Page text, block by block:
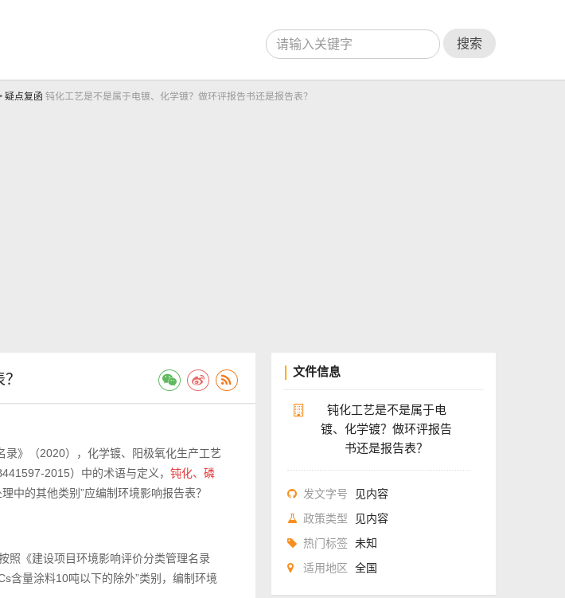
搜索
疑点复函 钝化工艺是不是属于电镀、化学镀？做环评报告书还是报告表？
》（2020），化学镀、阳极氧化生产工艺
2015）中的术语与定义， 钝化、磷
中的其他类别”应编制环境影响报告表？
照《建设项目环境影响评价分类管理名录
含量涂料10吨以下的除外”类别，编制环境
文件信息
钝化工艺是不是属于电
镀、化学镀？做环评报告
书还是报告表？
发文字号
见内容
政策类型
见内容
热门标签
未知
适用地区
全国